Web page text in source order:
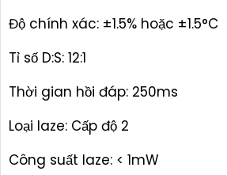
Độ chính xác: ±1.5% hoặc ±1.5°C
Tỉ số D:S: 12:1
Thời gian hồi đáp: 250ms
Loại laze: Cấp độ 2
Công suất laze: < 1mW